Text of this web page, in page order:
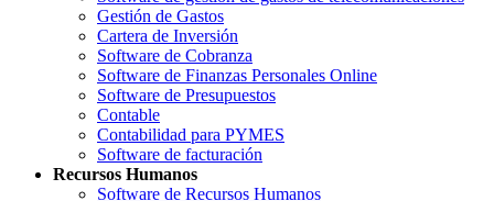
Gestión de Gastos
Cartera de Inversión
Software de Cobranza
Software de Finanzas Personales Online
Software de Presupuestos
Contable
Contabilidad para PYMES
Software de facturación
Recursos Humanos
Software de Recursos Humanos